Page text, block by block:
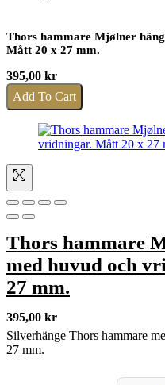
Thors hammare Mjølner
Mått 20 x 27 mm.
395,00 kr
Add To Cart
Thors hammare
med huvud och
27 mm.
395,00 kr
Silverhänge Thors hammare
27 mm.